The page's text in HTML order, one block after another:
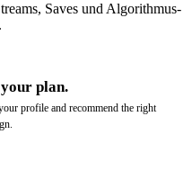
Saves und Algorithmus-
plan.
profile and recommend the right